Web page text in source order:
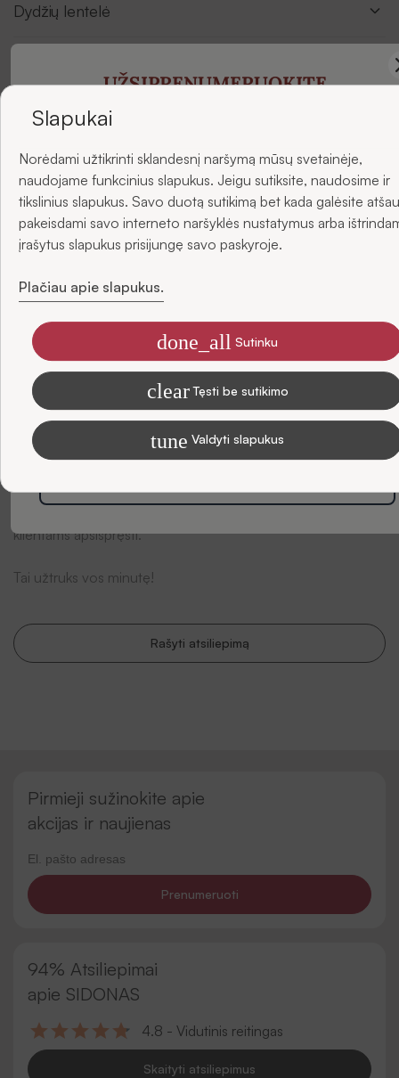
Dydžių lentelė
Likutis parduotuvėse
Pristatymo būdai
Atsiliepimai
Būkite pirma (-as), kuri (-is) paliks atsiliepimą apie šią prekę.
klientams apsispręsti.
Tai užtruks vos minutę!
Rašyti atsiliepimą
Pirmieji sužinokite apie
akcijas ir naujienas
Prenumeruoti
94% Atsiliepimai
apie SIDONAS
4.8 - Vidutinis reitingas
Skaityti atsiliepimus
UŽSIPRENUMERUOKITE
ir gaukite -5 % nuolaidą savo pirmajam užsakymui.
El. paštas
Sutinku gauti SIDONO naujienas el. paštu
Informaciją, kaip tvarkome duomenis rinkodaros tikslais, skaitykite
Privatumo Politikoje
Slapukai
Norėdami užtikrinti sklandesnį naršymą mūsų svetainėje,
naudojame funkcinius slapukus. Jeigu sutiksite, naudosime ir
tikslinius slapukus. Savo duotą sutikimą bet kada galėsite
pakeisdami savo interneto naršyklės nustatymus arba
įrašytus slapukus prisijungę savo paskyroje.
Plačiau apie slapukus.
done_all Sutinku
clear Tęsti be sutikimo
tune Valdyti slapukus